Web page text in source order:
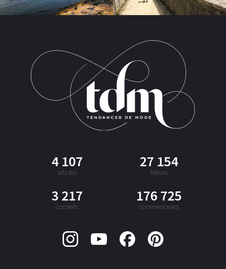
4 107
articles
27 154
brèves
3 217
conseils
176 725
commentaires